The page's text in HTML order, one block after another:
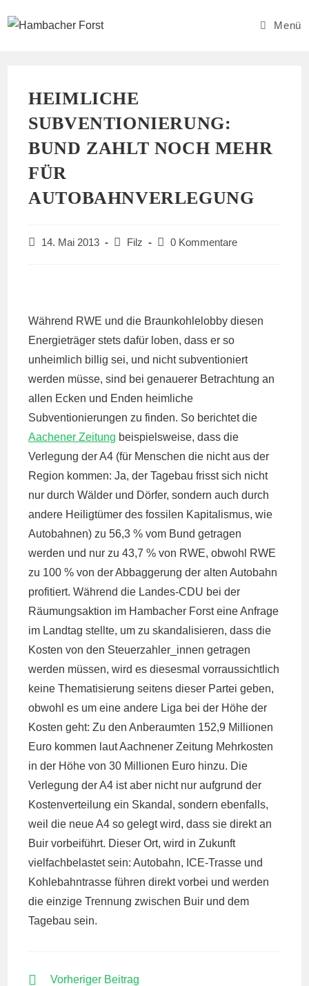
Inhalt
Menü
HEIMLICHE
SUBVENTIONIERUNG:
BUND ZAHLT NOCH MEHR
FÜR
AUTOBAHNVERLEGUNG
Beitrag
14. Mai 2013
Beitrags-
Filz
Beitrags-
0 Kommentare
Während RWE und die Braunkohlelobby diesen
Energieträger stets dafür loben, dass er so
unheimlich billig sei, und nicht subventioniert
werden müsse, sind bei genauerer Betrachtung an
allen Ecken und Enden heimliche
Subventionierungen zu finden. So berichtet die
Aachener Zeitung beispielsweise, dass die
Verlegung der A4 (für Menschen die nicht aus der
Region kommen: Ja, der Tagebau frisst sich nicht
nur durch Wälder und Dörfer, sondern auch durch
andere Heiligtümer des fossilen Kapitalismus, wie
Autobahnen) zu 56,3 % vom Bund getragen
werden und nur zu 43,7 % von RWE, obwohl RWE
zu 100 % von der Abbaggerung der alten Autobahn
profitiert. Während die Landes-CDU bei der
Räumungsaktion im Hambacher Forst eine Anfrage
im Landtag stellte, um zu skandalisieren, dass die
Kosten von den Steuerzahler_innen getragen
werden müssen, wird es diesesmal vorraussichtlich
keine Thematisierung seitens dieser Partei geben,
obwohl es um eine andere Liga bei der Höhe der
Kosten geht: Zu den Anberaumten 152,9 Millionen
Euro kommen laut Aachnener Zeitung Mehrkosten
in der Höhe von 30 Millionen Euro hinzu. Die
Verlegung der A4 ist aber nicht nur aufgrund der
Kostenverteilung ein Skandal, sondern ebenfalls,
weil die neue A4 so gelegt wird, dass sie direkt an
Buir vorbeiführt. Dieser Ort, wird in Zukunft
vielfachbelastet sein: Autobahn, ICE-Trasse und
Kohlebahntrasse führen direkt vorbei und werden
die einzige Trennung zwischen Buir und dem
Tagebau sein.
WEITEREVorheriger Beitrag